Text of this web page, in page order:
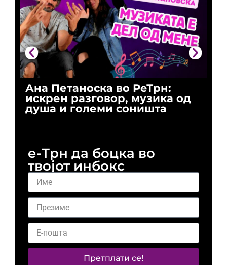
Ана Петаноска во РеТрн:
искрен разговор, музика од
душа и големи соништа
е-Трн да боцка во
твојот инбокс
Претплати се!